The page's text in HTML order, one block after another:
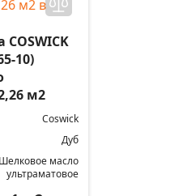
10)
м2
Coswick
Дуб
Шелковое масло
ультраматовое